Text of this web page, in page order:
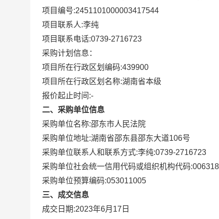
项目编号:2451101000003417544
项目联系人:李纯
项目联系电话:0739-2716723
采购计划信息：
项目所在行政区划编码:439900
项目所在行政区划名称:湖南省本级
报价起止时间:-
二、采购单位信息
采购单位名称:邵东市人民法院
采购单位地址:湖南省邵东县邵东大道106号
采购单位联系人和联系方式:李纯:0739-2716723
采购单位社会统一信用代码或组织机构代码:
采购单位预算编码:053011005
三、成交信息
成交日期:2023年6月17日